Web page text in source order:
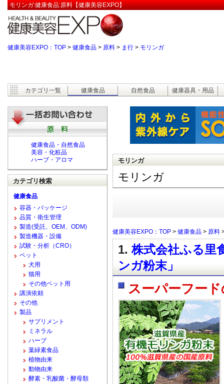
モリンガ:健康食品:原料【健康美容EXPO】
健康美容EXPO：TOP > 健康食品 > 原料 > ま行 > モリンガ
カテゴリ一覧 健康食品 自然食品 健康器具・用品
モリンガ
モリンガ
健康美容EXPO：TOP > 健康食品 > 原料
1.株式会社ふる里
ンガ粉末」
スーパーフー
健康食品・自然食品
美容・化粧品
ハーブ・アロマ
カテゴリ検索
健康食品
容器・パッケージ
品質・衛生管理
製造(受託、OEM、ODM)
製造機器・設備
試験・分析（CRO）
ペット
犬用
猫用
その他ペット用
講演依頼
その他
製品
サプリメント
ミネラル
ハーブ
葉緑素食品
植物由来
動物由来
酵素・乳酸菌・酵母類